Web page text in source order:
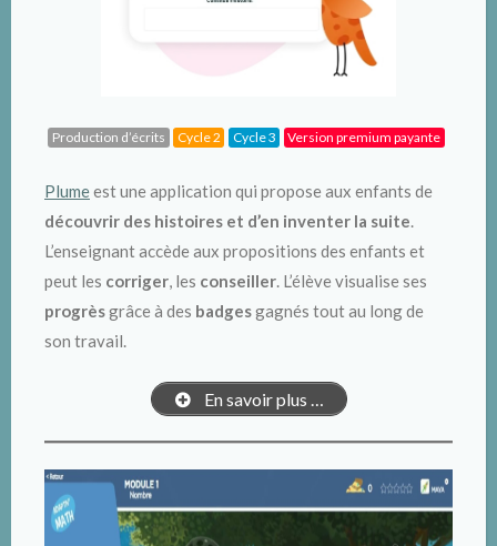
Production d’écrits Cycle 2 Cycle 3 Version premium payante
Plumeest une application qui propose aux enfants de
découvrir des histoires et d’en inventer la suite.
L’enseignant accède aux propositions des enfants et
peut les corriger, les conseiller. L’élève visualise ses
progrèsgrâce à des badgesgagnés tout au long de
son travail.
En savoir plus …